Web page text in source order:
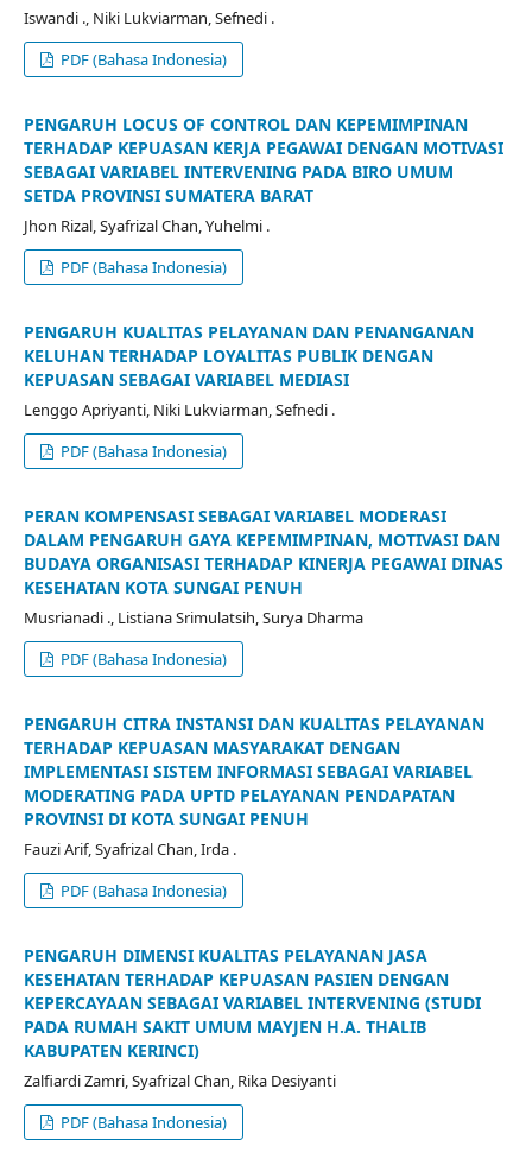
Iswandi ., Niki Lukviarman, Sefnedi .
PDF (Bahasa Indonesia)
PENGARUH LOCUS OF CONTROL DAN KEPEMIMPINAN
TERHADAP KEPUASAN KERJA PEGAWAI DENGAN MOTIVASI
SEBAGAI VARIABEL INTERVENING PADA BIRO UMUM
SETDA PROVINSI SUMATERA BARAT
Jhon Rizal, Syafrizal Chan, Yuhelmi .
PDF (Bahasa Indonesia)
PENGARUH KUALITAS PELAYANAN DAN PENANGANAN
KELUHAN TERHADAP LOYALITAS PUBLIK DENGAN
KEPUASAN SEBAGAI VARIABEL MEDIASI
Lenggo Apriyanti, Niki Lukviarman, Sefnedi .
PDF (Bahasa Indonesia)
PERAN KOMPENSASI SEBAGAI VARIABEL MODERASI
DALAM PENGARUH GAYA KEPEMIMPINAN, MOTIVASI DAN
BUDAYA ORGANISASI TERHADAP KINERJA PEGAWAI DINAS
KESEHATAN KOTA SUNGAI PENUH
Musrianadi ., Listiana Srimulatsih, Surya Dharma
PDF (Bahasa Indonesia)
PENGARUH CITRA INSTANSI DAN KUALITAS PELAYANAN
TERHADAP KEPUASAN MASYARAKAT DENGAN
IMPLEMENTASI SISTEM INFORMASI SEBAGAI VARIABEL
MODERATING PADA UPTD PELAYANAN PENDAPATAN
PROVINSI DI KOTA SUNGAI PENUH
Fauzi Arif, Syafrizal Chan, Irda .
PDF (Bahasa Indonesia)
PENGARUH DIMENSI KUALITAS PELAYANAN JASA
KESEHATAN TERHADAP KEPUASAN PASIEN DENGAN
KEPERCAYAAN SEBAGAI VARIABEL INTERVENING (STUDI
PADA RUMAH SAKIT UMUM MAYJEN H.A. THALIB
KABUPATEN KERINCI)
Zalfiardi Zamri, Syafrizal Chan, Rika Desiyanti
PDF (Bahasa Indonesia)